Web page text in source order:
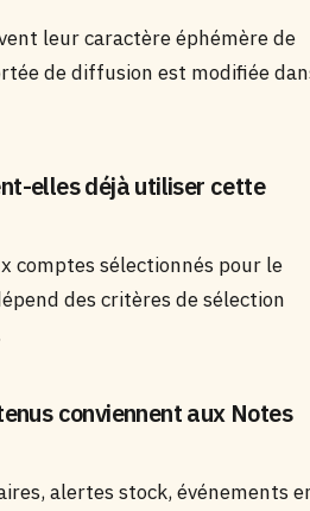
leur caractère éphémère de
de diffusion est modifiée
elles déjà utiliser cette
comptes sélectionnés pour le
des critères de sélection
conviennent aux Notes
alertes stock, événements